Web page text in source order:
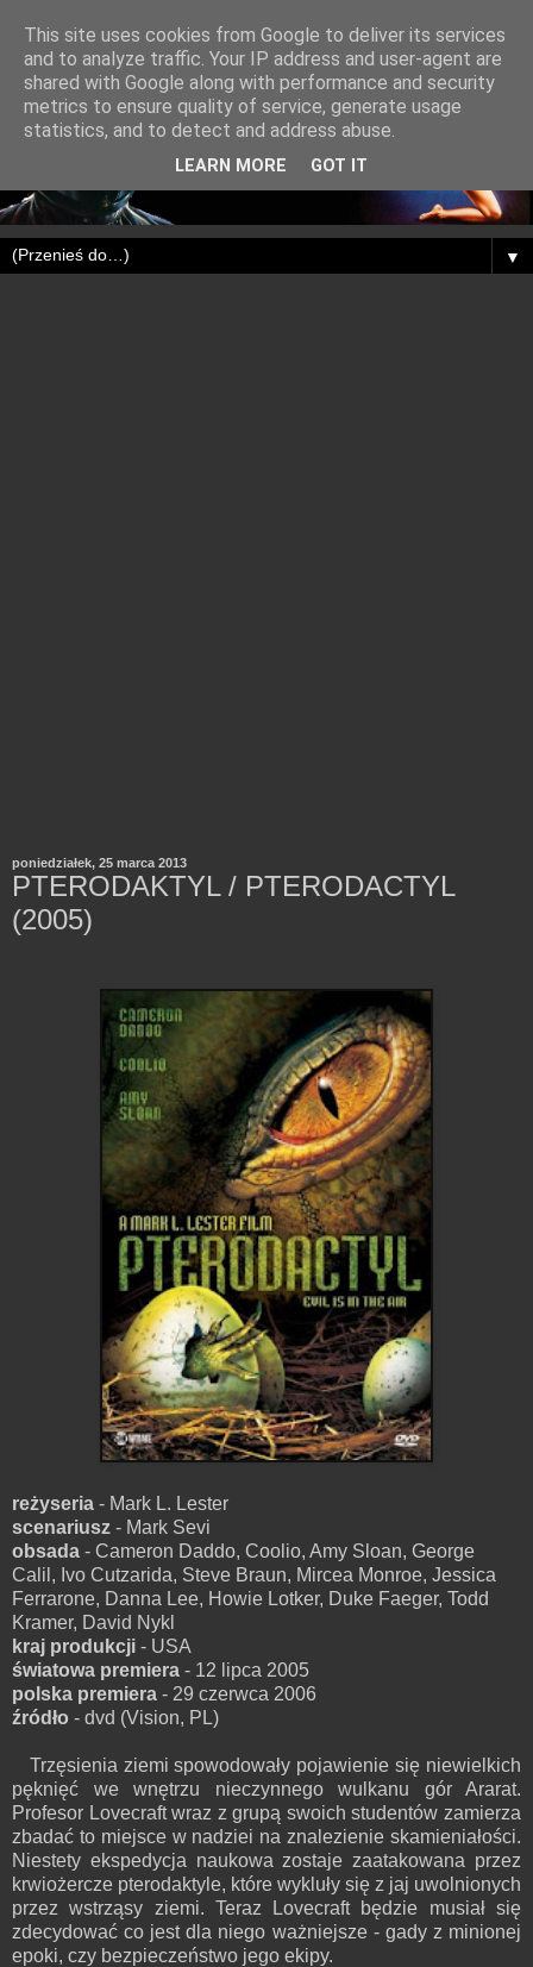
▼
poniedziałek, 25 marca 2013
PTERODAKTYL / PTERODACTYL
(2005)
reżyseria - Mark L. Lester
scenariusz - Mark Sevi
obsada - Cameron Daddo, Coolio, Amy Sloan, George
Calil, Ivo Cutzarida, Steve Braun, Mircea Monroe, Jessica
Ferrarone, Danna Lee, Howie Lotker, Duke Faeger, Todd
Kramer, David Nykl
kraj produkcji - USA
światowa premiera - 12 lipca 2005
polska premiera - 29 czerwca 2006
źródło - dvd (Vision, PL)
Trzęsienia ziemi spowodowały pojawienie się niewielkich
pęknięć we wnętrzu nieczynnego wulkanu gór Ararat.
Profesor Lovecraft wraz z grupą swoich studentów zamierza
zbadać to miejsce w nadziei na znalezienie skamieniałości.
Niestety ekspedycja naukowa zostaje zaatakowana przez
krwiożercze pterodaktyle, które wykluły się z jaj uwolnionych
przez wstrząsy ziemi. Teraz Lovecraft będzie musiał się
zdecydować co jest dla niego ważniejsze - gady z minionej
epoki, czy bezpieczeństwo jego ekipy.
This site uses cookies from Google to deliver its services
and to analyze traffic. Your IP address and user-agent are
shared with Google along with performance and security
metrics to ensure quality of service, generate usage
statistics, and to detect and address abuse.
LEARN MORE GOT IT